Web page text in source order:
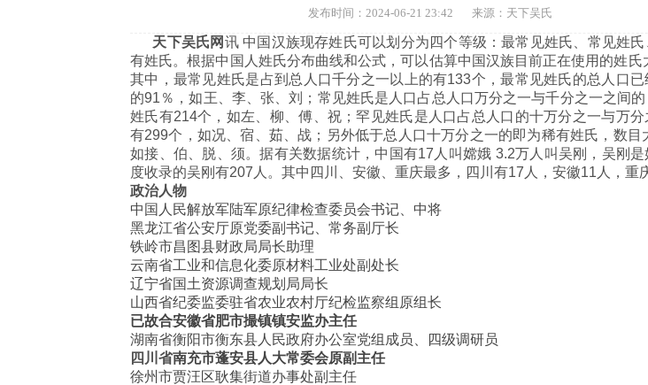
发布时间：2024-06-21 23:42 来源：天下吴氏
天下吴氏网 讯 中国汉族现存姓氏可以划分为四个等级：最常见姓氏、常见姓
有姓氏。根据中国人姓氏分布曲线和公式，可以估算中国汉族目前正在使用的姓氏
其中，最常见姓氏是占到总人口千分之一以上的有133个，最常见姓氏的总人口已
的91％，如王、李、张、刘；常见姓氏是人口占总人口万分之一与千分之一之间
姓氏有214个，如左、柳、傅、祝；罕见姓氏是人口占总人口的十万分之一与万
有299个，如况、宿、茹、战；另外低于总人口十万分之一的即为稀有姓氏，数目
如接、伯、脱、须。据有关数据统计，中国有17人叫嫦娥 3.2万人叫吴刚，吴刚
度收录的吴刚有207人。其中四川、安徽、重庆最多，四川有17人，安徽11人，重
政治人物
中国人民解放军陆军原纪律检查委员会书记、中将
黑龙江省公安厅原党委副书记、常务副厅长
铁岭市昌图县财政局局长助理
云南省工业和信息化委原材料工业处副处长
辽宁省国土资源调查规划局局长
山西省纪委监委驻省农业农村厅纪检监察组原组长
已故合安徽省肥市撮镇镇安监办主任
湖南省衡阳市衡东县人民政府办公室党组成员、四级调研员
四川省南充市蓬安县人大常委会原副主任
徐州市贾汪区耿集街道办事处副主任